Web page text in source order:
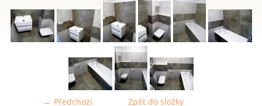
← Předchozí Zpět do složky